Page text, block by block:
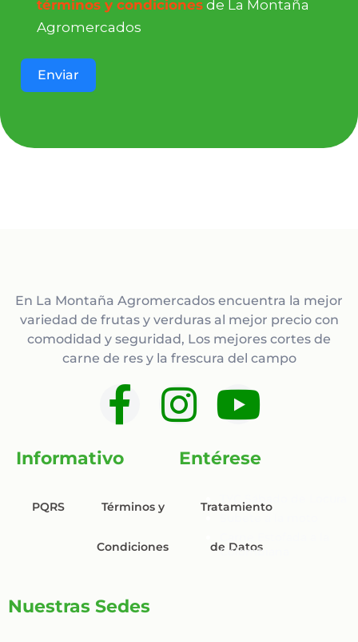
términos y condiciones de La Montaña
Agromercados
Enviar
En La Montaña Agromercados encuentra la mejor
variedad de frutas y verduras al mejor precio con
comodidad y seguridad, Los mejores cortes de
carne de res y la frescura del campo
F
a
e
b
o
I
n
Y
o
t
u
Informativo
PQRS Términos y
Condiciones
Tratamiento
de Datos
Entérese
Colombiana
Nuestras Sedes